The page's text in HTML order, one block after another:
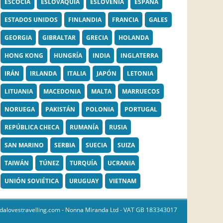
ESCOCIA ESLOVAQUIA ESLOVENIA ESPAÑA
ESTADOS UNIDOS FINLANDIA FRANCIA GALES
GEORGIA GIBRALTAR GRECIA HOLANDA
HONG KONG HUNGRÍA INDIA INGLATERRA
IRÁN IRLANDA ITALIA JAPÓN LETONIA
LITUANIA MACEDONIA MALTA MARRUECOS
NORUEGA PAKISTÁN POLONIA PORTUGAL
REPÚBLICA CHECA RUMANÍA RUSIA
SAN MARINO SERBIA SUECIA SUIZA
TAIWÁN TÚNEZ TURQUÍA UCRANIA
UNIÓN SOVIÉTICA URUGUAY VIETNAM
- Nonna Miranda Ltd - VAT GB 183343017